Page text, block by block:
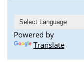
Powered by
Translate